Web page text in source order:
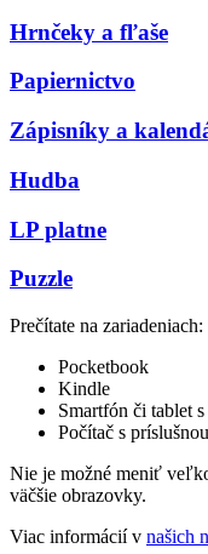
Hrnčeky a fľaše
Papiernictvo
Zápisníky a
Hudba
LP platne
Puzzle
Prečítate na zariadeniach:
Pocketbook
Kindle
Smartfón či tablet
Počítač s
Nie je možné meniť
väčšie obrazovky.
Viac informácií v našich